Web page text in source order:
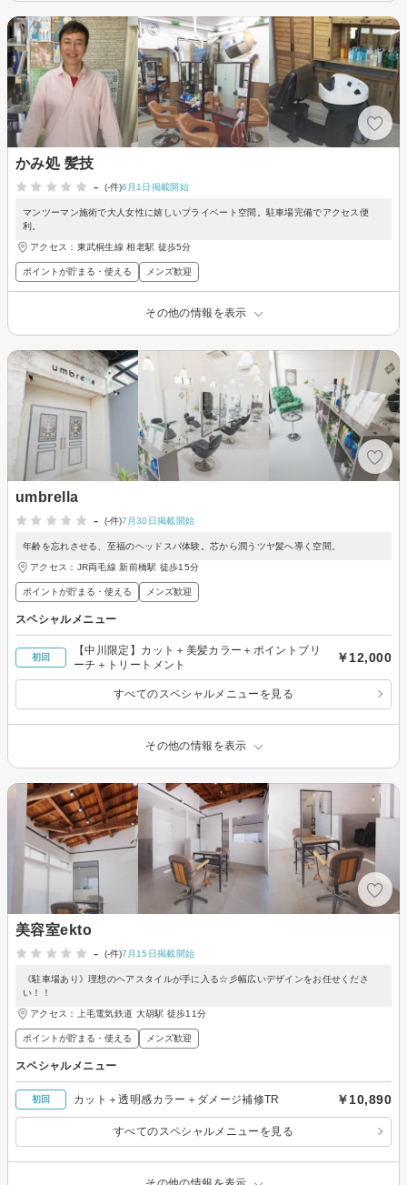
かみ処 髪技
-
(-件)6月1日掲載開始
マンツーマン施術で大人女性に嬉しいプライベート空間。駐車場完備でアクセス便
利。
アクセス：東武桐生線 相老駅 徒歩5分
ポイントが貯まる・使える メンズ歓迎
その他の情報を表示
umbrella
-
(-件)7月30日掲載開始
年齢を忘れさせる、至福のヘッドスパ体験。芯から潤うツヤ髪へ導く空間。
アクセス：JR両毛線 新前橋駅 徒歩15分
ポイントが貯まる・使える メンズ歓迎
スペシャルメニュー
初回
【中川限定】カット＋美髪カラー＋ポイントブリ
ーチ＋トリートメント
￥12,000
すべてのスペシャルメニューを見る
その他の情報を表示
美容室ekto
-
(-件)7月15日掲載開始
《駐車場あり》理想のヘアスタイルが手に入る☆彡幅広いデザインをお任せくださ
い！！
アクセス：上毛電気鉄道 大胡駅 徒歩11分
ポイントが貯まる・使える メンズ歓迎
スペシャルメニュー
初回 カット＋透明感カラー＋ダメージ補修TR ￥10,890
すべてのスペシャルメニューを見る